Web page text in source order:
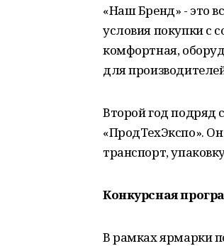
«Наш Бренд» - это
условия покупки с
комфортная,
для
Второй год подряд
«ПродТехЭкспо».
транспорт,
Конкурсная
В рамках ярмарки